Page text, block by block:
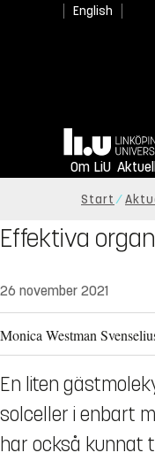
English
Hem
Om LiU
Start
Effektiva
26 november 2021
Monica Westman
En liten
solceller i enbart
har också kunnat